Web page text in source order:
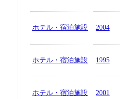
ホテル・宿泊施設 2004
ホテル・宿泊施設 1995
ホテル・宿泊施設 2001